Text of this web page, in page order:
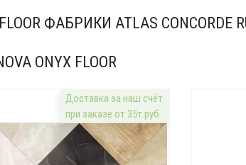
ФАБРИКИ ATLAS CONCORDE
ONYX FLOOR
Доставка за наш счёт
при заказе от 35т.руб